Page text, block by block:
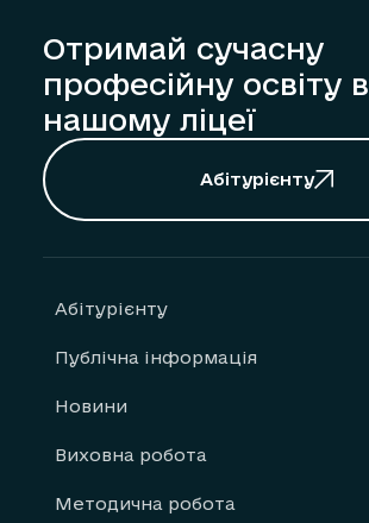
Отримай сучасну
професійну освіту в
нашому ліцеї
Абітурієнту
Абітурієнту
Публічна інформація
Новини
Виховна робота
Методична робота